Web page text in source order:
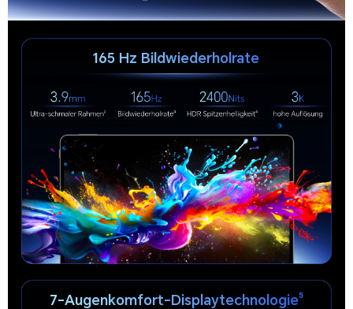
165 Hz Bildwiederholrate
7-Augenkomfort-Displaytechnologie⁵